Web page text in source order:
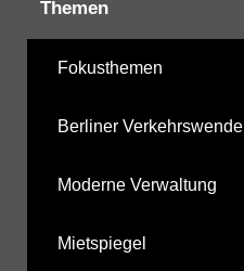
Themen
Fokusthemen
Berliner Verkehrswende
Moderne Verwaltung
Mietspiegel